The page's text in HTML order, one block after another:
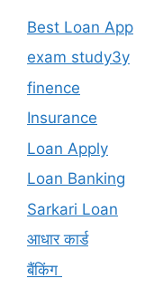
Best Loan App
exam study3y
finence
Insurance
Loan Apply
Loan Banking
Sarkari Loan
आधार कार्ड
बैंकिंग